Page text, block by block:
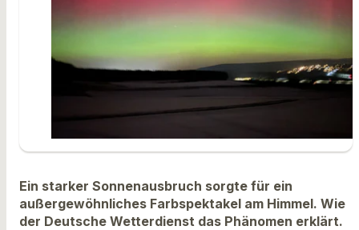
Ein starker Sonnenausbruch sorgte für ein
außergewöhnliches Farbspektakel am Himmel. Wie
der Deutsche Wetterdienst das Phänomen erklärt.